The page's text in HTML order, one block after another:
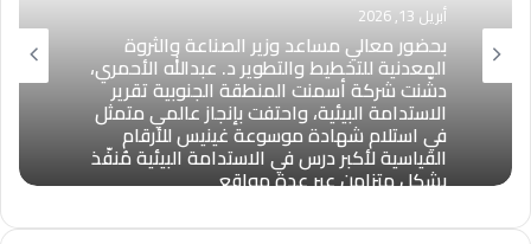
أبريل 13, 2026
بحضور معالي مساعد وزير الصناعة والثروة
المعدنية للتخطيط والتطوير د. عبدالله الأحمري،
دشّنت شركة أسمنت المنطقة الجنوبية تقرير
الاستدامة البيئية، واحتفت بإنجاز عالمي متمثل
في استلام شهادة موسوعة غينيس للأرقام
القياسية لأكبر درس في الاستدامة البيئية مُنفّذ
بشكل متزامن عبر عدة مواقع